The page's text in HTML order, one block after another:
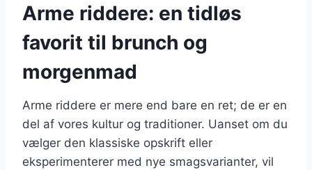
Arme riddere: en tidløs
favorit til brunch og
morgenmad
Arme riddere er mere end bare en ret; de er en
del af vores kultur og traditioner. Uanset om du
vælger den klassiske opskrift eller
eksperimenterer med nye smagsvarianter, vil